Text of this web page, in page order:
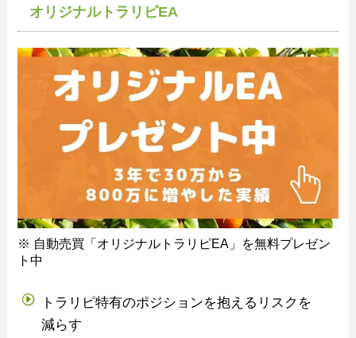
オリジナルトラリピEA
※ 自動売買「オリジナルトラリピEA」を無料プレゼン
ト中
トラリピ特有のポジションを抱えるリスクを
減らす